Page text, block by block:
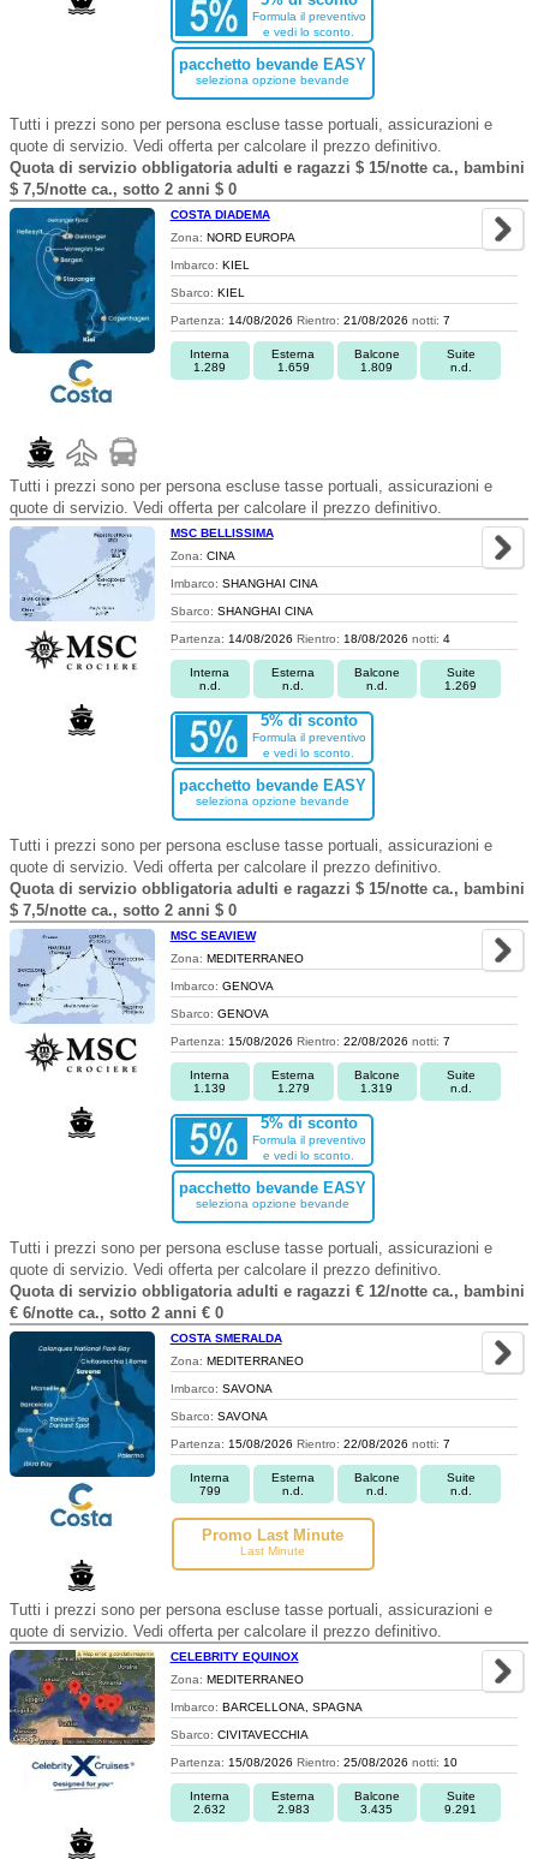
Formula il preventivo
e vedi lo sconto.
pacchetto bevande EASY
seleziona opzione bevande
Tutti i prezzi sono per persona escluse tasse portuali, assicurazioni e
quote di servizio. Vedi offerta per calcolare il prezzo definitivo.
Quota di servizio obbligatoria adulti e ragazzi $ 15/notte ca., bambini
$ 7,5/notte ca., sotto 2 anni $ 0
COSTA DIADEMA
Zona: NORD EUROPA
Imbarco: KIEL
Sbarco: KIEL
Partenza: 14/08/2026 Rientro: 21/08/2026 notti: 7
Interna
1.289
Esterna
1.659
Balcone
1.809
Suite
n.d.
Tutti i prezzi sono per persona escluse tasse portuali, assicurazioni e
quote di servizio. Vedi offerta per calcolare il prezzo definitivo.
MSC BELLISSIMA
Zona: CINA
Imbarco: SHANGHAI CINA
Sbarco: SHANGHAI CINA
Partenza: 14/08/2026 Rientro: 18/08/2026 notti: 4
Interna
n.d.
Esterna
n.d.
Balcone
n.d.
Suite
1.269
5% di sconto
Formula il preventivo
e vedi lo sconto.
pacchetto bevande EASY
seleziona opzione bevande
Tutti i prezzi sono per persona escluse tasse portuali, assicurazioni e
quote di servizio. Vedi offerta per calcolare il prezzo definitivo.
Quota di servizio obbligatoria adulti e ragazzi $ 15/notte ca., bambini
$ 7,5/notte ca., sotto 2 anni $ 0
MSC SEAVIEW
Zona: MEDITERRANEO
Imbarco: GENOVA
Sbarco: GENOVA
Partenza: 15/08/2026 Rientro: 22/08/2026 notti: 7
Interna
1.139
Esterna
1.279
Balcone
1.319
Suite
n.d.
5% di sconto
Formula il preventivo
e vedi lo sconto.
pacchetto bevande EASY
seleziona opzione bevande
Tutti i prezzi sono per persona escluse tasse portuali, assicurazioni e
quote di servizio. Vedi offerta per calcolare il prezzo definitivo.
Quota di servizio obbligatoria adulti e ragazzi € 12/notte ca., bambini
€ 6/notte ca., sotto 2 anni € 0
COSTA SMERALDA
Zona: MEDITERRANEO
Imbarco: SAVONA
Sbarco: SAVONA
Partenza: 15/08/2026 Rientro: 22/08/2026 notti: 7
Interna
799
Esterna
n.d.
Balcone
n.d.
Suite
n.d.
Promo Last Minute
Last Minute
Tutti i prezzi sono per persona escluse tasse portuali, assicurazioni e
quote di servizio. Vedi offerta per calcolare il prezzo definitivo.
CELEBRITY EQUINOX
Zona: MEDITERRANEO
Imbarco: BARCELLONA, SPAGNA
Sbarco: CIVITAVECCHIA
Partenza: 15/08/2026 Rientro: 25/08/2026 notti: 10
Interna
2.632
Esterna
2.983
Balcone
3.435
Suite
9.291